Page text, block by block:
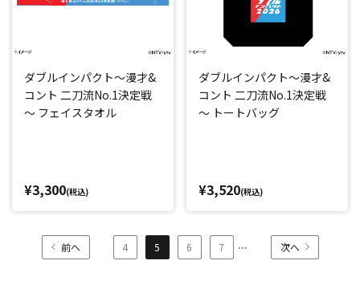
ダブルインパクト～漫才&
コント 二刀流No.1決定戦
～ フェイスタオル
¥3,300(税込)
ダブルインパクト～漫才&
コント 二刀流No.1決定戦
～ トートバッグ
¥3,520(税込)
前へ 4 5 6 7 ... 次へ